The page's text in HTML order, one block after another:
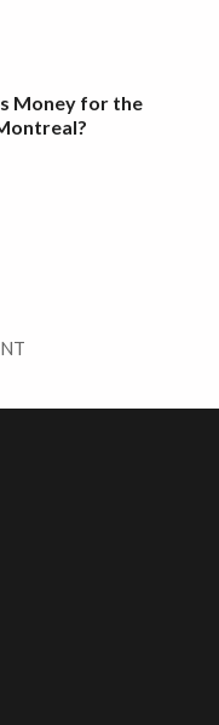
Money for the